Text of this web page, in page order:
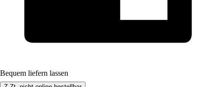
Bequem liefern lassen